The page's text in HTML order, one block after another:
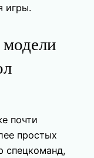
игры.
почти
простых
спецкоманд,